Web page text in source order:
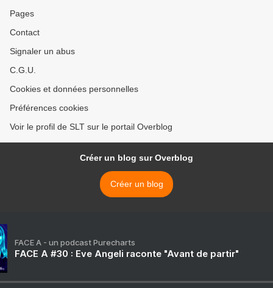
Pages
Contact
Signaler un abus
C.G.U.
Cookies et données personnelles
Préférences cookies
Voir le profil de SLT sur le portail Overblog
Créer un blog sur Overblog
Créer un blog
FACE A - un podcast Purecharts
FACE A #30 : Eve Angeli raconte "Avant de partir"